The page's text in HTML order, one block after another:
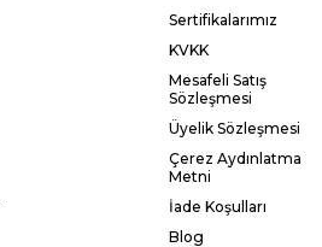
Sertifikalarımız
KVKK
Mesafeli Satış
Sözleşmesi
Üyelik Sözleşmesi
Çerez Aydınlatma
Metni
İade Koşulları
Blog